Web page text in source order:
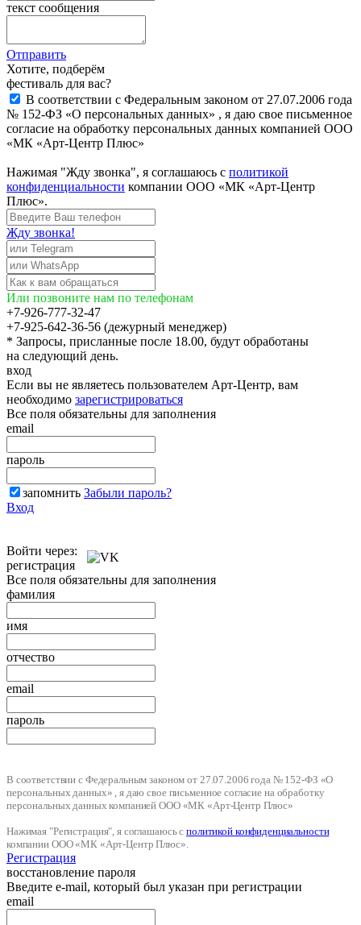
текст сообщения
Отправить
Хотите, подберём
фестиваль для вас?
В соответствии с Федеральным законом от 27.07.2006 года
№ 152-ФЗ «О персональных данных» , я даю свое письменное
согласие на обработку персональных данных компанией ООО
«МК «Арт-Центр Плюс»
Нажимая "Жду звонка", я соглашаюсь с политикой
конфиденциальности компании ООО «МК «Арт-Центр
Плюс».
Жду звонка!
Или позвоните нам по телефонам
+7-926-777-32-47
+7-925-642-36-56 (дежурный менеджер)
* Запросы, присланные после 18.00, будут обработаны
на следующий день.
вход
Если вы не являетесь пользователем Арт-Центр, вам
необходимо зарегистрироваться
Все поля обязательны для заполнения
email
пароль
запомнить Забыли пароль?
Вход
Войти через:
регистрация
Все поля обязательны для заполнения
фамилия
имя
отчество
email
пароль
В соответствии с Федеральным законом от 27.07.2006 года № 152-ФЗ «О
персональных данных» , я даю свое письменное согласие на обработку
персональных данных компанией ООО «МК «Арт-Центр Плюс»
Нажимая "Регистрация", я соглашаюсь сполитикой конфиденциальности
компании ООО «МК «Арт-Центр Плюс».
Регистрация
восстановление пароля
Введите e-mail, который был указан при регистрации
email